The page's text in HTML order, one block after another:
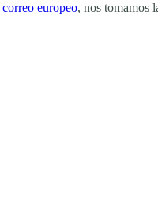
europeo, nos tomamos